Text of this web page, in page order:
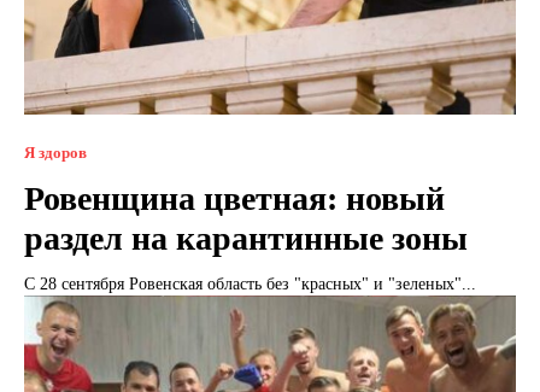
Я здоров
Ровенщина цветная: новый
раздел на карантинные зоны
С 28 сентября Ровенская область без "красных" и "зеленых"...